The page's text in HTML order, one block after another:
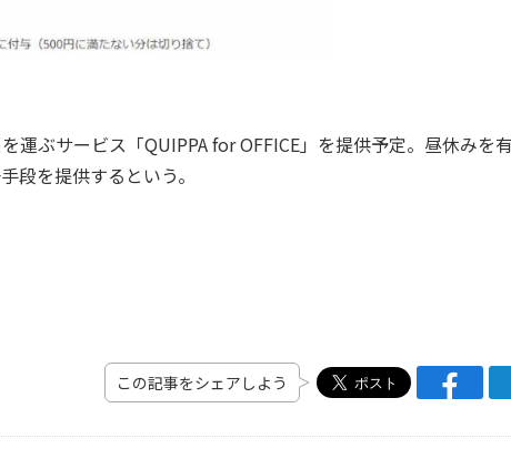
ぶサービス「QUIPPA for OFFICE」を提供予定。昼休みを
段を提供するという。
この記事をシェアしよう